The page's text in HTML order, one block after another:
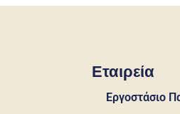
Εταιρεία
Εργοστάσιο